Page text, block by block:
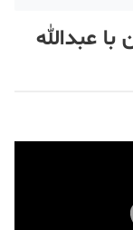
عبدالله